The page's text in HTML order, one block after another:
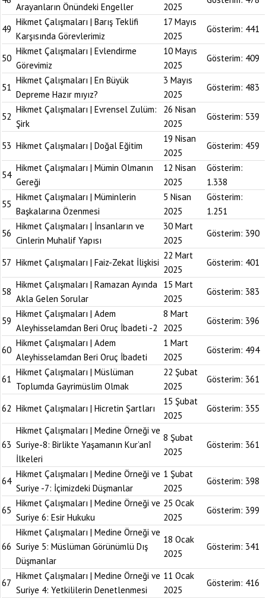
Arayanların Önündeki Engeller 2025
49
Hikmet Çalışmaları | Barış Teklifi
Karşısında Görevlerimiz
17 Mayıs
2025
Gösterim: 441
50
Hikmet Çalışmaları | Evlendirme
Görevimiz
10 Mayıs
2025
Gösterim: 409
51
Hikmet Çalışmaları | En Büyük
Depreme Hazır mıyız?
3 Mayıs
2025
Gösterim: 483
52
Hikmet Çalışmaları | Evrensel Zulüm:
Şirk
26 Nisan
2025
Gösterim: 539
53 Hikmet Çalışmaları | Doğal Eğitim
19 Nisan
2025
Gösterim: 459
54
Hikmet Çalışmaları | Mümin Olmanın
Gereği
12 Nisan
2025
Gösterim:
1.338
55
Hikmet Çalışmaları | Müminlerin
Başkalarına Özenmesi
5 Nisan
2025
Gösterim:
1.251
56
Hikmet Çalışmaları | İnsanların ve
Cinlerin Muhalif Yapısı
30 Mart
2025
Gösterim: 390
57 Hikmet Çalışmaları | Faiz-Zekat İlişkisi
22 Mart
2025
Gösterim: 401
58
Hikmet Çalışmaları | Ramazan Ayında
Akla Gelen Sorular
15 Mart
2025
Gösterim: 383
59
Hikmet Çalışmaları | Adem
Aleyhisselamdan Beri Oruç İbadeti -2
8 Mart
2025
Gösterim: 396
60
Hikmet Çalışmaları | Adem
Aleyhisselamdan Beri Oruç İbadeti
1 Mart
2025
Gösterim: 494
61
Hikmet Çalışmaları | Müslüman
Toplumda Gayrimüslim Olmak
22 Şubat
2025
Gösterim: 361
62 Hikmet Çalışmaları | Hicretin Şartları
15 Şubat
2025
Gösterim: 355
63
Hikmet Çalışmaları | Medine Örneği ve
Suriye-8: Birlikte Yaşamanın Kur’anî
İlkeleri
8 Şubat
2025
Gösterim: 361
64
Hikmet Çalışmaları | Medine Örneği ve
Suriye -7: İçimizdeki Düşmanlar
1 Şubat
2025
Gösterim: 398
65
Hikmet Çalışmaları | Medine Örneği ve
Suriye 6: Esir Hukuku
25 Ocak
2025
Gösterim: 399
66
Hikmet Çalışmaları | Medine Örneği ve
Suriye 5: Müslüman Görünümlü Dış
Düşmanlar
18 Ocak
2025
Gösterim: 341
67
Hikmet Çalışmaları | Medine Örneği ve
Suriye 4: Yetkililerin Denetlenmesi
11 Ocak
2025
Gösterim: 416